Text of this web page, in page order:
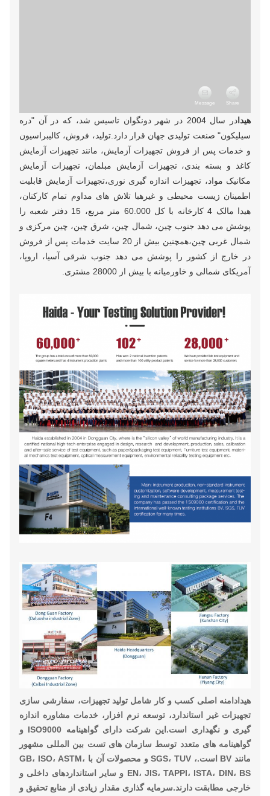
هیدا
در سال 2004 در شهر دونگوان تاسیس شد، که در آن "دره
سیلیکون" صنعت تولیدی جهان قرار دارد.تولید، فروش، کالیبراسیون
و خدمات پس از فروش تجهیزات آزمایش، مانند تجهیزات آزمایش
کاغذ و بسته بندی، تجهیزات آزمایش مبلمان، تجهیزات آزمایش
مکانیک مواد، تجهیزات اندازه گیری نوری،تجهیزات آزمایش قابلیت
اطمینان زیست محیطی و غیرهبا تلاش های مداوم تمام کارکنان،
هیدا مالک 4 کارخانه با کل 60.000 متر مربع، 15 دفتر شعبه را
پوشش می دهد جنوب چین، شمال چین، شرق چین، چین مرکزی و
شمال غربی چین،همچنین بیش از 20 سایت خدمات پس از فروش
در خارج از کشور را پوشش می دهد جنوب شرقی آسیا، اروپا،
آمریکای شمالی و خاورمیانه با بیش از 28000 مشتری.
هیدا دامنه اصلی کسب و کار شامل تولید تجهیزات، سفارشی سازی
تجهیزات غیر استاندارد، توسعه نرم افزار، خدمات مشاوره اندازه
گیری و نگهداری است.این شرکت دارای گواهینامه ISO9000 و
گواهینامه های متعدد توسط سازمان های تست بین المللی مشهور
مانند BV است.، SGS، TUV و محصولات آن با GB، ISO، ASTM،
EN، JIS، TAPPI، ISTA، DIN، BS و سایر استانداردهای داخلی و
خارجی مطابقت دارند.سرمایه گذاری مقدار زیادی از منابع تحقیق و